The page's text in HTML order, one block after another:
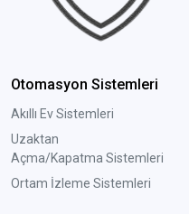
Otomasyon Sistemleri
Akıllı Ev Sistemleri
Uzaktan
Açma/Kapatma Sistemleri
Ortam İzleme Sistemleri